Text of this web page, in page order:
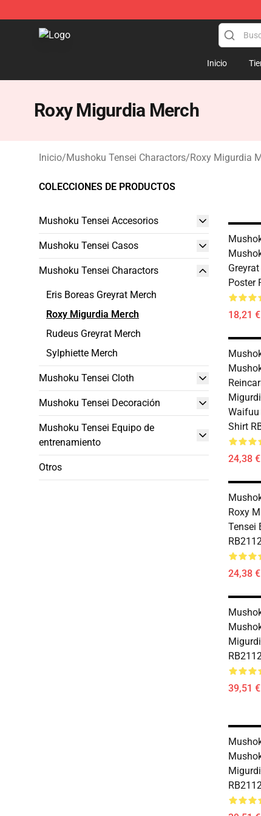
Mushoku Tensei Store - Official Mushoku Tensei
Inicio
Roxy Migurdia Merch
Inicio/Mushoku Tensei Charactors/Roxy Migurdia
COLECCIONES DE PRODUCTOS
Mushoku Tensei Accesorios
Mushoku Tensei Casos
Mushoku Tensei Charactors
Eris Boreas Greyrat Merch
Roxy Migurdia Merch
Rudeus Greyrat Merch
Sylphiette Merch
Mushoku Tensei Cloth
Mushoku Tensei Decoración
Mushoku Tensei Equipo de
entrenamiento
Otros
Poster
18,21
Waifuu
Shirt
24,38
Roxy
Tensei
24,38
39,51